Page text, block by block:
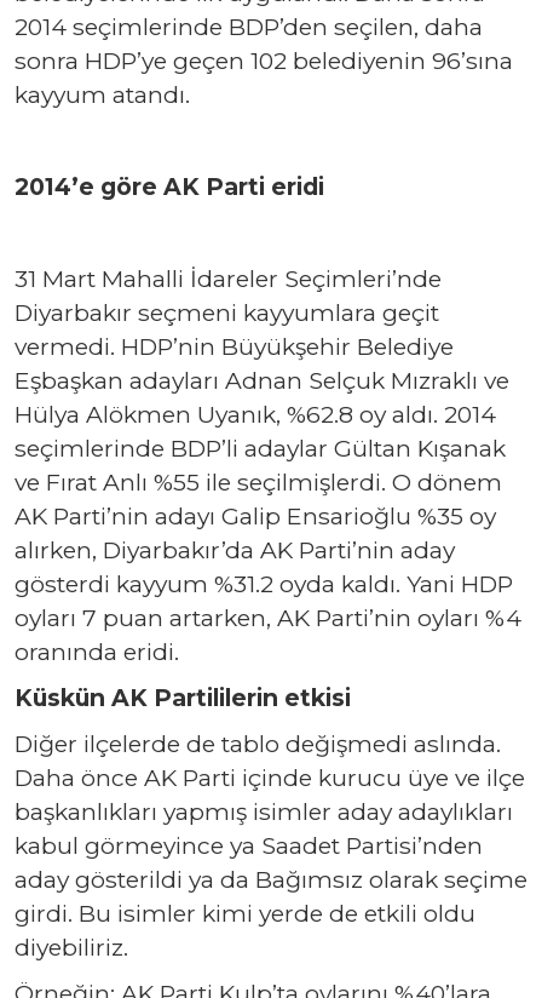
2014 seçimlerinde BDP’den seçilen, daha
sonra HDP’ye geçen 102 belediyenin 96’sına
kayyum atandı.
2014’e göre AK Parti eridi
31 Mart Mahalli İdareler Seçimleri’nde
Diyarbakır seçmeni kayyumlara geçit
vermedi. HDP’nin Büyükşehir Belediye
Eşbaşkan adayları Adnan Selçuk Mızraklı ve
Hülya Alökmen Uyanık, %62.8 oy aldı. 2014
seçimlerinde BDP’li adaylar Gültan Kışanak
ve Fırat Anlı %55 ile seçilmişlerdi. O dönem
AK Parti’nin adayı Galip Ensarioğlu %35 oy
alırken, Diyarbakır’da AK Parti’nin aday
gösterdi kayyum %31.2 oyda kaldı. Yani HDP
oyları 7 puan artarken, AK Parti’nin oyları %4
oranında eridi.
Küskün AK Partililerin etkisi
Diğer ilçelerde de tablo değişmedi aslında.
Daha önce AK Parti içinde kurucu üye ve ilçe
başkanlıkları yapmış isimler aday adaylıkları
kabul görmeyince ya Saadet Partisi’nden
aday gösterildi ya da Bağımsız olarak seçime
girdi. Bu isimler kimi yerde de etkili oldu
diyebiliriz.